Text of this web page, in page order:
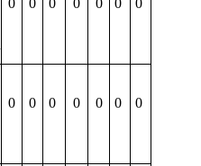
0 0 0 0 0 0 0